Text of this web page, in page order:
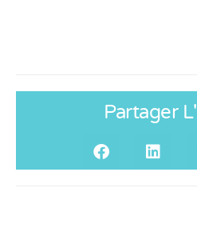
Partager